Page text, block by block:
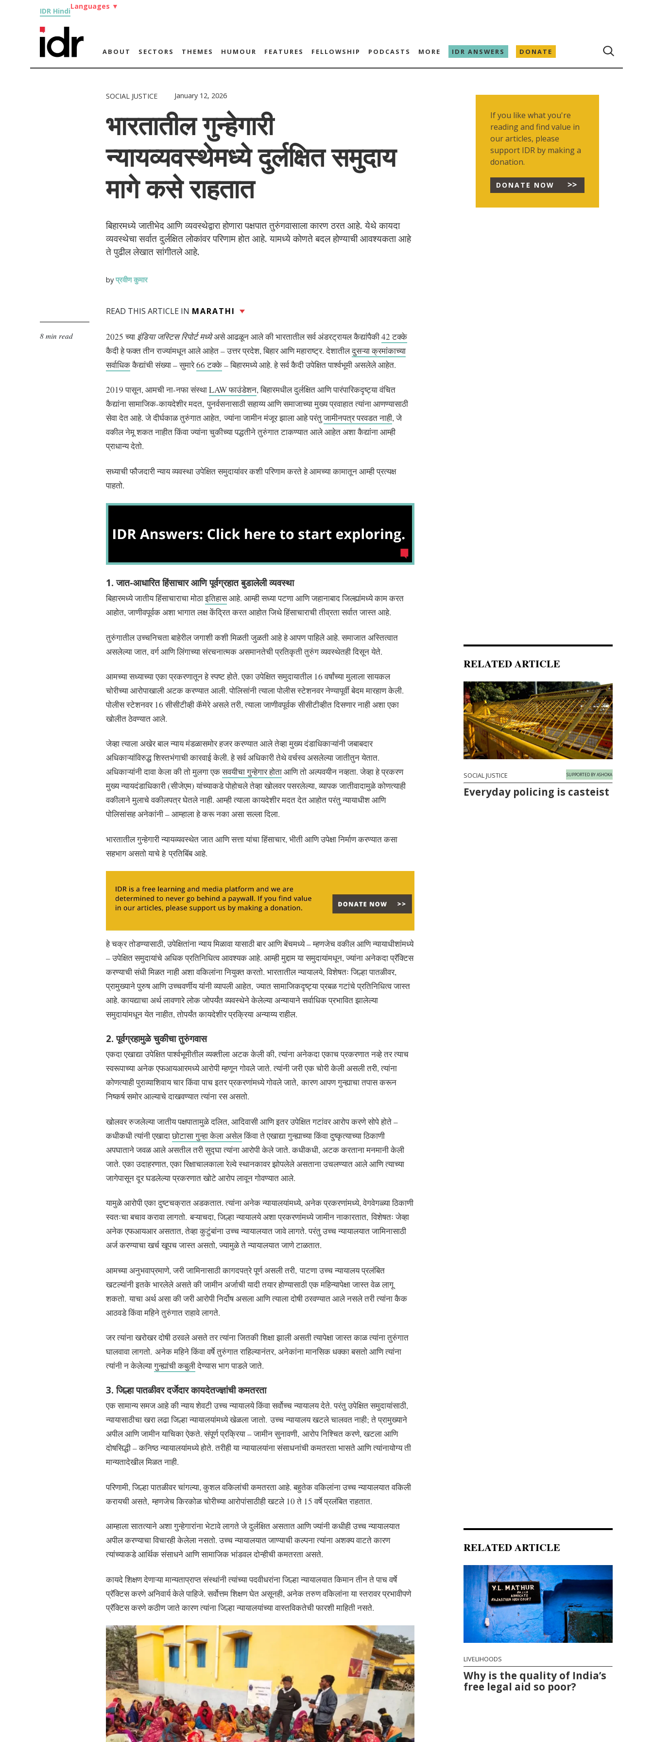
IDR Hindi
Languages ▼
ABOUT SECTORS THEMES HUMOUR FEATURES FELLOWSHIP PODCASTS MORE IDR ANSWERS DONATE
SOCIAL JUSTICE January 12, 2026
भारतातील गुन्हेगारी
न्यायव्यवस्थेमध्ये दुर्लक्षित समुदाय
मागे कसे राहतात
बिहारमध्ये जातीभेद आणि व्यवस्थेद्वारा होणारा पक्षपात तुरुंगवासाला कारण ठरत आहे. येथे कायदा
व्यवस्थेचा सर्वात दुर्लक्षित लोकांवर परिणाम होत आहे. यामध्ये कोणते बदल होण्याची आवश्यकता आहे
ते पुढील लेखात सांगीतले आहे.
by प्रवीण कुमार
READ THIS ARTICLE IN MARATHI
8 min read 2025 च्या इंडिया जस्टिस रिपोर्ट मध्येअसे आढळून आले की भारतातील सर्व अंडरट्रायल कैद्यांपैकी42 टक्के
कैदी हे फक्त तीन राज्यांमधून आले आहेत – उत्तर प्रदेश, बिहार आणि महाराष्ट्र. देशातीलदुसऱ्या क्रमांकाच्या
सर्वाधिककैद्यांची संख्या – सुमारे66 टक्के– बिहारमध्ये आहे. हे सर्व कैदी उपेक्षित पार्श्वभूमी असलेले आहेत.
2019 पासून, आमची ना-नफा संस्थाLAW फाउंडेशन, बिहारमधील दुर्लक्षित आणि पारंपारिकदृष्ट्या वंचित
कैद्यांना सामाजिक-कायदेशीर मदत, पुनर्वसनासाठी सहाय्य आणि समाजाच्या मुख्य प्रवाहात त्यांना आणण्यासाठी
सेवा देत आहे. जे दीर्घकाळ तुरुंगात आहेत, ज्यांना जामीन मंजूर झाला आहे परंतुजामीनपत्र परवडत नाही, जे
वकील नेमू शकत नाहीत किंवा ज्यांना चुकीच्या पद्धतीने तुरुंगात टाकण्यात आले आहेत अशा कैद्यांना आम्ही
प्राधान्य देतो.
सध्याची फौजदारी न्याय व्यवस्था उपेक्षित समुदायांवर कशी परिणाम करते हे आमच्या कामातून आम्ही प्रत्यक्ष
पाहतो.
1. जात-आधारित हिंसाचार आणि पूर्वग्रहात बुडालेली व्यवस्था
बिहारमध्ये जातीय हिंसाचाराचा मोठाइतिहासआहे. आम्ही सध्या पटणा आणि जहानाबाद जिल्ह्यांमध्ये काम करत
आहोत, जाणीवपूर्वक अशा भागात लक्ष केंद्रित करत आहोत जिथे हिंसाचाराची तीव्रता सर्वात जास्त आहे.
तुरुंगातील उच्चनिचता बाहेरील जगाशी कशी मिळती जुळती आहे हे आपण पाहिले आहे. समाजात अस्तित्वात
असलेल्या जात, वर्ग आणि लिंगाच्या संरचनात्मक असमानतेची प्रतिकृती तुरुंग व्यवस्थेतही दिसून येते.
आमच्या सध्याच्या एका प्रकरणातून हे स्पष्ट होते. एका उपेक्षित समुदायातील 16 वर्षांच्या मुलाला सायकल
चोरीच्या आरोपाखाली अटक करण्यात आली. पोलिसांनी त्याला पोलीस स्टेशनवर नेण्यापूर्वी बेदम मारहाण केली.
पोलीस स्टेशनवर 16 सीसीटीव्ही कॅमेरे असले तरी, त्याला जाणीवपूर्वक सीसीटीव्हीत दिसणार नाही अशा एका
खोलीत ठेवण्यात आले.
जेव्हा त्याला अखेर बाल न्याय मंडळासमोर हजर करण्यात आले तेव्हा मुख्य दंडाधिकाऱ्यांनी जबाबदार
अधिकाऱ्यांविरुद्ध शिस्तभंगाची कारवाई केली. हे सर्व अधिकारी तेथे वर्चस्व असलेल्या जातीतुन येतात.
अधिकाऱ्यांनी दावा केला की तो मुलगा एकसवयीचा गुन्हेगार होताआणि तो अल्पवयीन नव्हता. जेव्हा हे प्रकरण
मुख्य न्यायदंडाधिकारी (सीजेएम) यांच्याकडे पोहोचले तेव्हा खोलवर पसरलेल्या, व्यापक जातीवादामुळे कोणत्याही
वकीलाने मुलाचे वकीलपत्र घेतले नाही. आम्ही त्याला कायदेशीर मदत देत आहोत परंतु न्यायाधीश आणि
पोलिसांसह अनेकांनी – आम्हाला हे करू नका असा सल्ला दिला.
भारतातील गुन्हेगारी न्यायव्यवस्थेत जात आणि सत्ता यांचा हिंसाचार, भीती आणि उपेक्षा निर्माण करण्यात कसा
सहभाग असतो याचे हे प्रतिबिंब आहे.
हे चक्र तोडण्यासाठी, उपेक्षितांना न्याय मिळावा यासाठी बार आणि बेंचमध्ये – म्हणजेच वकील आणि न्यायाधीशांमध्ये
– उपेक्षित समुदायांचे अधिक प्रतिनिधित्व आवश्यक आहे. आम्ही मुद्दाम या समुदायांमधून, ज्यांना अनेकदा प्रॅक्टिस
करण्याची संधी मिळत नाही अशा वकिलांना नियुक्त करतो. भारतातील न्यायालये, विशेषतः जिल्हा पातळीवर,
प्रामुख्याने पुरुष आणि उच्चवर्णीय यांनी व्यापली आहेत, ज्यात सामाजिकदृष्ट्या प्रबळ गटांचे प्रतिनिधित्व जास्त
आहे. कायद्याचा अर्थ लावणारे लोक जोपर्यंत व्यवस्थेने केलेल्या अन्यायाने सर्वाधिक प्रभावित झालेल्या
समुदायांमधून येत नाहीत, तोपर्यंत कायदेशीर प्रक्रिया अन्याय्य राहील.
2. पूर्वग्रहामुळे चुकीचा तुरुंगवास
एकदा एखाद्या उपेक्षित पार्श्वभूमीतील व्यक्तीला अटक केली की, त्यांना अनेकदा एकाच प्रकरणात नव्हे तर त्याच
स्वरूपाच्या अनेक एफआयआरमध्ये आरोपी म्हणून गोवले जाते. त्यांनी जरी एक चोरी केली असली तरी, त्यांना
कोणत्याही पुराव्याशिवाय चार किंवा पाच इतर प्रकरणांमध्ये गोवले जाते, कारण आपण गुन्ह्याचा तपास करून
निष्कर्ष समोर आल्याचे दाखवण्यात त्यांना रस असतो.
खोलवर रुजलेल्या जातीय पक्षपातामुळे दलित, आदिवासी आणि इतर उपेक्षित गटांवर आरोप करणे सोपे होते –
कधीकधी त्यांनी एखादाछोटासा गुन्हा केला असेलकिंवा ते एखाद्या गुन्ह्याच्या किंवा दुष्कृत्याच्या ठिकाणी
अपघाताने जवळ आले असतील तरी सुद्घा त्यांना आरोपी केले जाते. कधीकधी, अटक करताना मनमानी केली
जाते. एका उदाहरणात, एका रिक्षाचालकाला रेल्वे स्थानकावर झोपलेले असताना उचलण्यात आले आणि त्याच्या
जागेपासून दूर घडलेल्या प्रकरणात खोटे आरोप लावून गोवण्यात आले.
यामुळे आरोपी एका दुष्टचक्रात अडकतात. त्यांना अनेक न्यायालयांमध्ये, अनेक प्रकरणांमध्ये, वेगवेगळ्या ठिकाणी
स्वतःचा बचाव करावा लागतो. बऱ्याचदा, जिल्हा न्यायालये अशा प्रकरणांमध्ये जामीन नाकारतात, विशेषतः जेव्हा
अनेक एफआयआर असतात, तेव्हा कुटुंबांना उच्च न्यायालयात जावे लागते. परंतु उच्च न्यायालयात जामिनासाठी
अर्ज करण्याचा खर्च खूपच जास्त असतो, ज्यामुळे ते न्यायालयात जाणे टाळतात.
आमच्या अनुभवाप्रमाणे, जरी जामिनासाठी कागदपत्रे पूर्ण असली तरी, पाटणा उच्च न्यायालय प्रलंबित
खटल्यांनी इतके भारलेले असते की जामीन अर्जाची यादी तयार होण्यासाठी एक महिन्यापेक्षा जास्त वेळ लागू
शकतो. याचा अर्थ असा की जरी आरोपी निर्दोष असला आणि त्याला दोषी ठरवण्यात आले नसले तरी त्यांना कैक
आठवडे किंवा महिने तुरुंगात राहावे लागते.
जर त्यांना खरोखर दोषी ठरवले असते तर त्यांना जितकी शिक्षा झाली असती त्यापेक्षा जास्त काळ त्यांना तुरुंगात
घालवावा लागतो. अनेक महिने किंवा वर्षे तुरुंगात राहिल्यानंतर, अनेकांना मानसिक धक्का बसतो आणि त्यांना
त्यांनी न केलेल्यागुन्ह्यांची कबुलीदेण्यास भाग पाडले जाते.
3. जिल्हा पातळीवर दर्जेदार कायदेतज्ज्ञांची कमतरता
एक सामान्य समज आहे की न्याय शेवटी उच्च न्यायालये किंवा सर्वोच्च न्यायालय देते. परंतु उपेक्षित समुदायांसाठी,
न्यायासाठीचा खरा लढा जिल्हा न्यायालयांमध्ये खेळला जातो. उच्च न्यायालय खटले चालवत नाही; ते प्रामुख्याने
अपील आणि जामीन याचिका ऐकते. संपूर्ण प्रक्रिया – जामीन सुनावणी, आरोप निश्चित करणे, खटला आणि
दोषसिद्धी – कनिष्ठ न्यायालयांमध्ये होते. तरीही या न्यायालयांना संसाधनांची कमतरता भासते आणि त्यांनायोग्य ती
मान्यतादेखील मिळत नाही.
परिणामी, जिल्हा पातळीवर चांगल्या, कुशल वकिलांची कमतरता आहे. बहुतेक वकिलांना उच्च न्यायालयात वकिली
करायची असते, म्हणजेच किरकोळ चोरीच्या आरोपांसाठीही खटले 10 ते 15 वर्षे प्रलंबित राहतात.
आम्हाला सातत्याने अशा गुन्हेगारांना भेटावे लागते जे दुर्लक्षित असतात आणि ज्यांनी कधीही उच्च न्यायालयात
अपील करण्याचा विचारही केलेला नसतो. उच्च न्यायालयात जाण्याची कल्पना त्यांना अशक्य वाटते कारण
त्यांच्याकडे आर्थिक संसाधने आणि सामाजिक भांडवल दोन्हीची कमतरता असते.
कायदे शिक्षण देणाऱ्या मान्यताप्राप्त संस्थांनी त्यांच्या पदवीधरांना जिल्हा न्यायालयात किमान तीन ते पाच वर्षे
प्रॅक्टिस करणे अनिवार्य केले पाहिजे. सर्वोत्तम शिक्षण घेत असूनही, अनेक तरुण वकिलांना या स्तरावर प्रभावीपणे
प्रॅक्टिस करणे कठीण जाते कारण त्यांना जिल्हा न्यायालयांच्या वास्तविकतेची फारशी माहिती नसते.
If you like what you're
reading and find value in
our articles, please
support IDR by making a
donation.
DONATE NOW
RELATED ARTICLE
SOCIAL JUSTICE SUPPORTED BY ASHOKA
Everyday policing is casteist
RELATED ARTICLE
LIVELIHOODS
Why is the quality of India’s
free legal aid so poor?